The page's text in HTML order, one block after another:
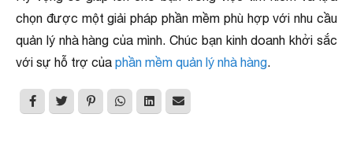
chọn được một giải pháp phần mềm phù hợp với nhu cầu
quản lý nhà hàng của mình. Chúc bạn kinh doanh khởi sắc
với sự hỗ trợ của phần mềm quản lý nhà hàng.